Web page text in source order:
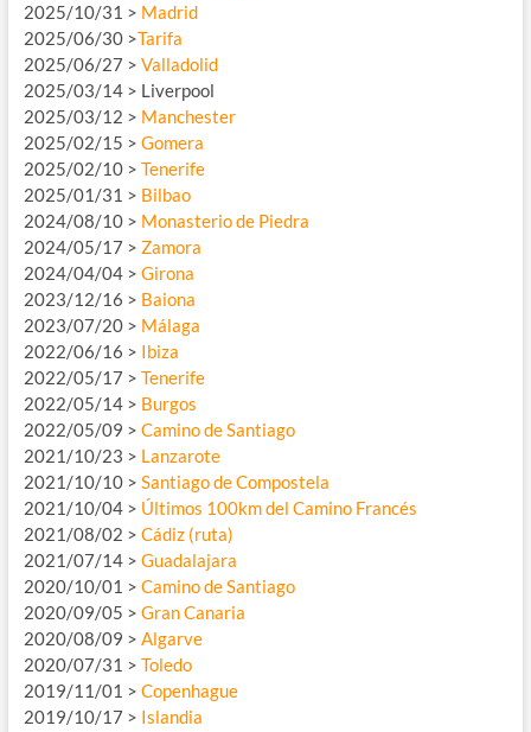
2025/10/31 > Madrid
2025/06/30 >Tarifa
2025/06/27 > Valladolid
2025/03/14 > Liverpool
2025/03/12 > Manchester
2025/02/15 > Gomera
2025/02/10 > Tenerife
2025/01/31 > Bilbao
2024/08/10 > Monasterio de Piedra
2024/05/17 > Zamora
2024/04/04 > Girona
2023/12/16 > Baiona
2023/07/20 > Málaga
2022/06/16 > Ibiza
2022/05/17 > Tenerife
2022/05/14 > Burgos
2022/05/09 > Camino de Santiago
2021/10/23 > Lanzarote
2021/10/10 > Santiago de Compostela
2021/10/04 > Últimos 100km del Camino Francés
2021/08/02 > Cádiz (ruta)
2021/07/14 > Guadalajara
2020/10/01 > Camino de Santiago
2020/09/05 > Gran Canaria
2020/08/09 > Algarve
2020/07/31 > Toledo
2019/11/01 > Copenhague
2019/10/17 > Islandia